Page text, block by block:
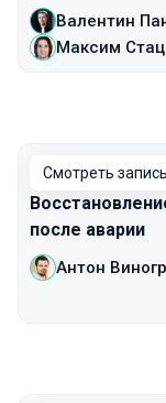
Валентин
Максим
Смотреть запись
после аварии
Антон